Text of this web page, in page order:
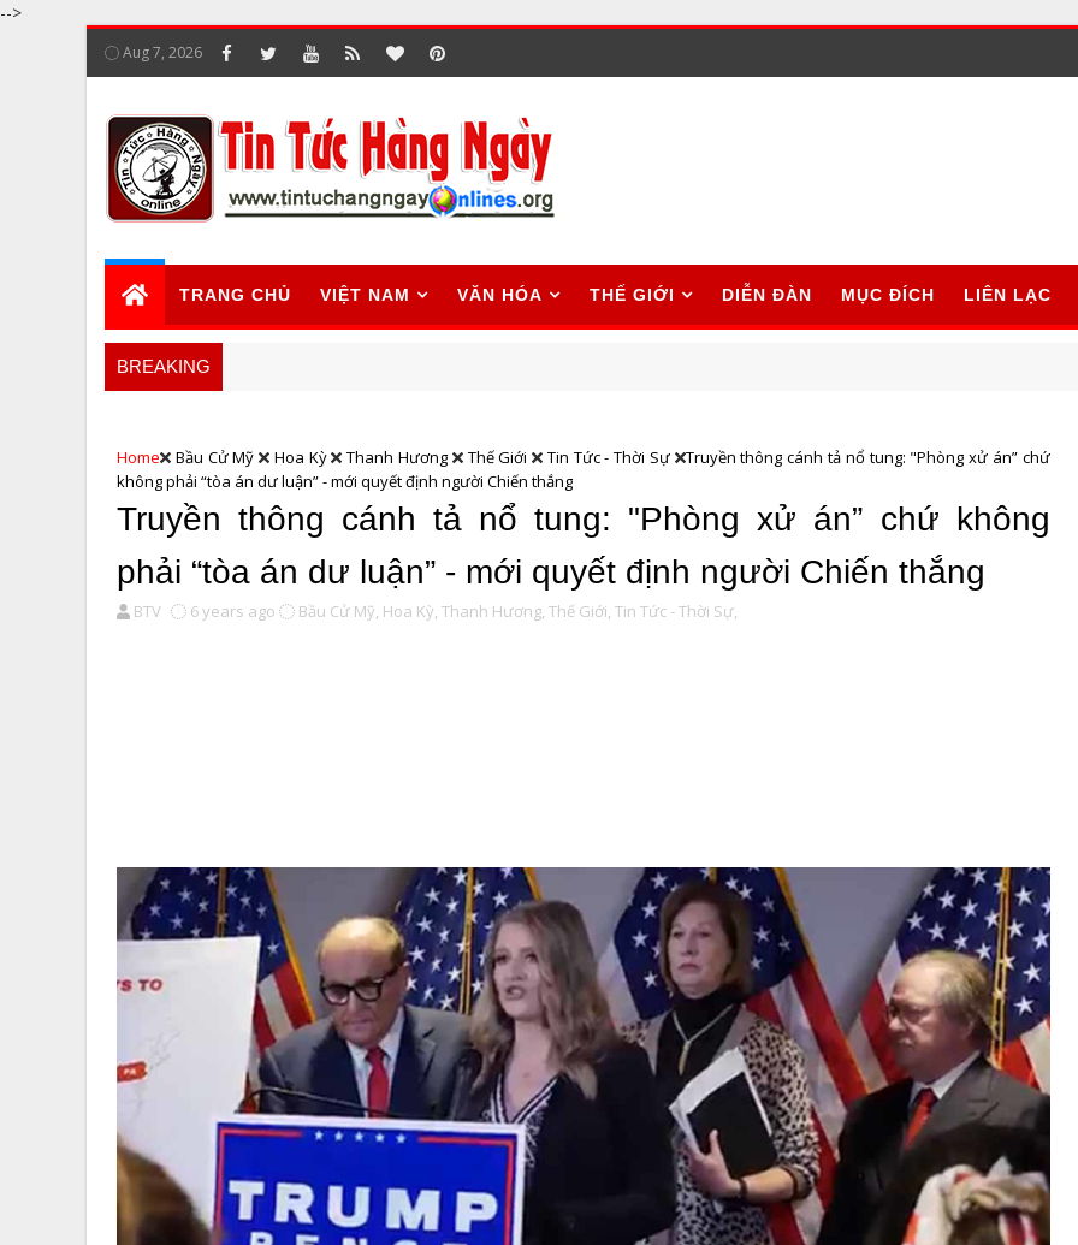
-->
Aug 7, 2026
TRANG CHỦ VIỆT NAM VĂN HÓA THẾ GIỚI DIỄN ĐÀN MỤC ĐÍCH LIÊN LẠC
BREAKING
Home Bầu Cử Mỹ Hoa Kỳ Thanh Hương Thế Giới Tin Tức - Thời Sự
Truyền thông cánh tả nổ tung: "Phòng xử án” chứ
không phải “tòa án dư luận” - mới quyết định người Chiến thắng
Truyền thông cánh tả nổ tung: "Phòng xử án” chứ không
phải “tòa án dư luận” - mới quyết định người Chiến thắng
BTV 6 years ago Bầu Cử Mỹ, Hoa Kỳ, Thanh Hương, Thế Giới, Tin Tức - Thời Sự,